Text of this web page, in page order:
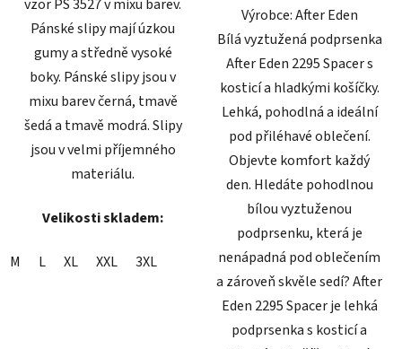
vzor PS 3527 v mixu barev.
Pánské slipy mají úzkou
gumy a středně vysoké
boky. Pánské slipy jsou v
mixu barev černá, tmavě
šedá a tmavě modrá. Slipy
jsou v velmi příjemného
materiálu.
Velikosti skladem:
M L XL XXL 3XL
Výrobce: After Eden
Bílá vyztužená podprsenka
After Eden 2295 Spacer s
kosticí a hladkými košíčky.
Lehká, pohodlná a ideální
pod přiléhavé oblečení.
Objevte komfort každý
den. Hledáte pohodlnou
bílou vyztuženou
podprsenku, která je
nenápadná pod oblečením
a zároveň skvěle sedí? After
Eden 2295 Spacer je lehká
podprsenka s kosticí a